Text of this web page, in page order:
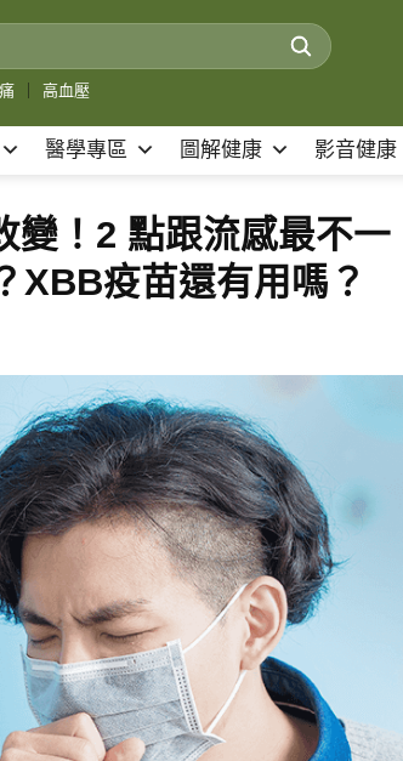
高血壓
醫學專區 圖解健康 影音健康
變！2 點跟流感最不一
XBB疫苗還有用嗎？